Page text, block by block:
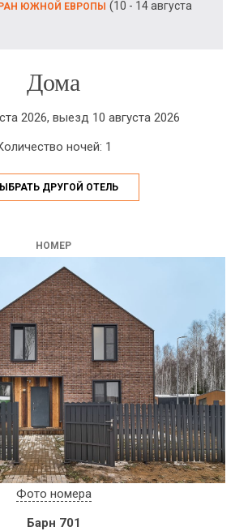
ЮЖНОЙ ЕВРОПЫ (10 - 14 августа
Дома
2026, выезд 10 августа 2026
ночей: 1
ДРУГОЙ ОТЕЛЬ
НОМЕР
Фото номера
Барн 701